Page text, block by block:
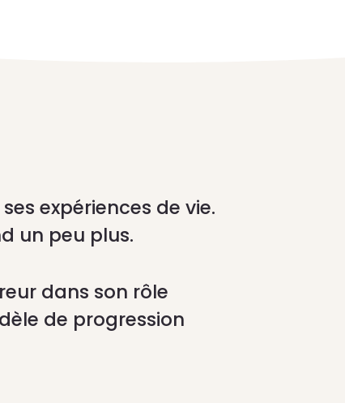
expériences de vie.
un peu plus.
dans son rôle
de progression